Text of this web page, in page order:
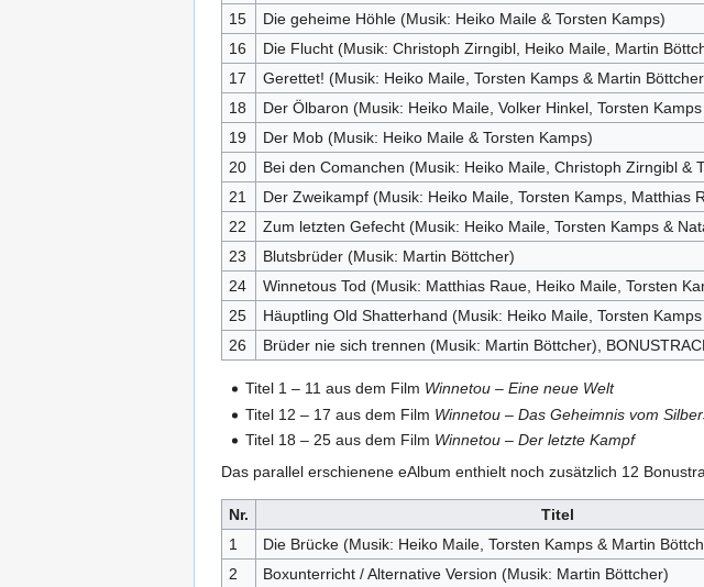
15
Die geheime Höhle (Musik: Heiko Maile & Torsten Kamps)
16
Die Flucht (Musik: Christoph Zirngibl, Heiko Maile, Martin
17
Gerettet! (Musik: Heiko Maile, Torsten Kamps & Martin
18
Der Ölbaron (Musik: Heiko Maile, Volker Hinkel, Torsten
19
Der Mob (Musik: Heiko Maile & Torsten Kamps)
20
Bei den Comanchen (Musik: Heiko Maile, Christoph Zirngibl &
21
Der Zweikampf (Musik: Heiko Maile, Torsten Kamps, Matthias
22
Zum letzten Gefecht (Musik: Heiko Maile, Torsten Kamps &
23
Blutsbrüder (Musik: Martin Böttcher)
24
Winnetous Tod (Musik: Matthias Raue, Heiko Maile, Torsten
25
Häuptling Old Shatterhand (Musik: Heiko Maile, Torsten
26
Brüder nie sich trennen (Musik: Martin Böttcher),
Titel 1 – 11 aus dem Film Winnetou – Eine neue Welt
Titel 12 – 17 aus dem Film Winnetou – Das Geheimnis vom
Titel 18 – 25 aus dem Film Winnetou – Der letzte Kampf
Das parallel erschienene eAlbum enthielt noch zusätzlich 12
Nr. Titel
1
Die Brücke (Musik: Heiko Maile, Torsten Kamps & Martin
2
Boxunterricht / Alternative Version (Musik: Martin Böttcher)